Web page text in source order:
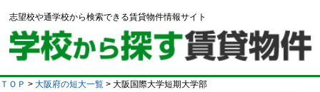
志望校や通学校から検索できる賃貸物件情報サイト
ＴＯＰ > 大阪府の短大一覧 > 大阪国際大学短期大学部